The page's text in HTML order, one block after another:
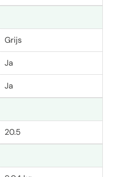
Grijs
Ja
Ja
20.5